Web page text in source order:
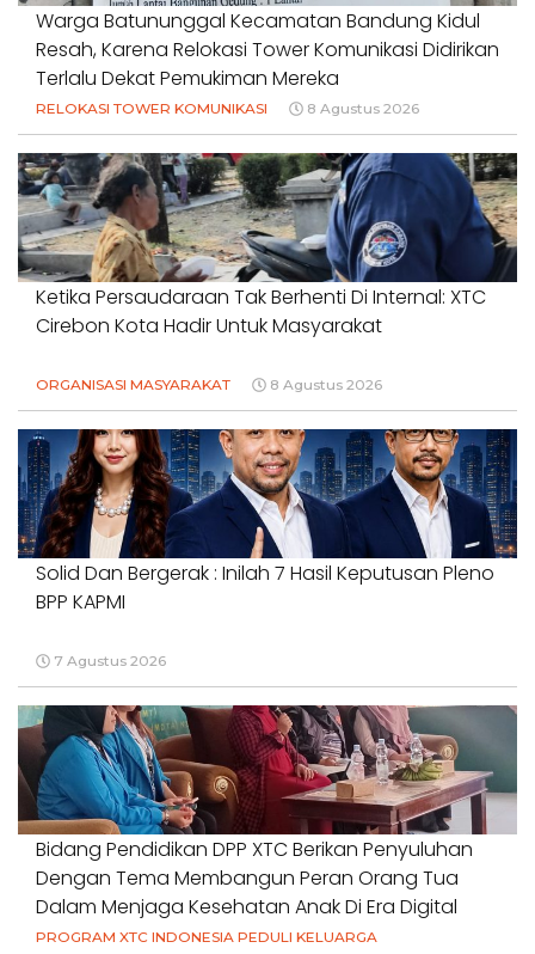
Warga Batununggal Kecamatan Bandung Kidul
Resah, Karena Relokasi Tower Komunikasi Didirikan
Terlalu Dekat Pemukiman Mereka
RELOKASI TOWER KOMUNIKASI 8 Agustus 2026
Ketika Persaudaraan Tak Berhenti Di Internal: XTC
Cirebon Kota Hadir Untuk Masyarakat
ORGANISASI MASYARAKAT 8 Agustus 2026
Solid Dan Bergerak : Inilah 7 Hasil Keputusan Pleno
BPP KAPMI
7 Agustus 2026
Bidang Pendidikan DPP XTC Berikan Penyuluhan
Dengan Tema Membangun Peran Orang Tua
Dalam Menjaga Kesehatan Anak Di Era Digital
PROGRAM XTC INDONESIA PEDULI KELUARGA